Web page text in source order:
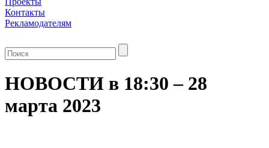
Контакты
Рекламодателям
НОВОСТИ в 18:30 – 28
марта 2023